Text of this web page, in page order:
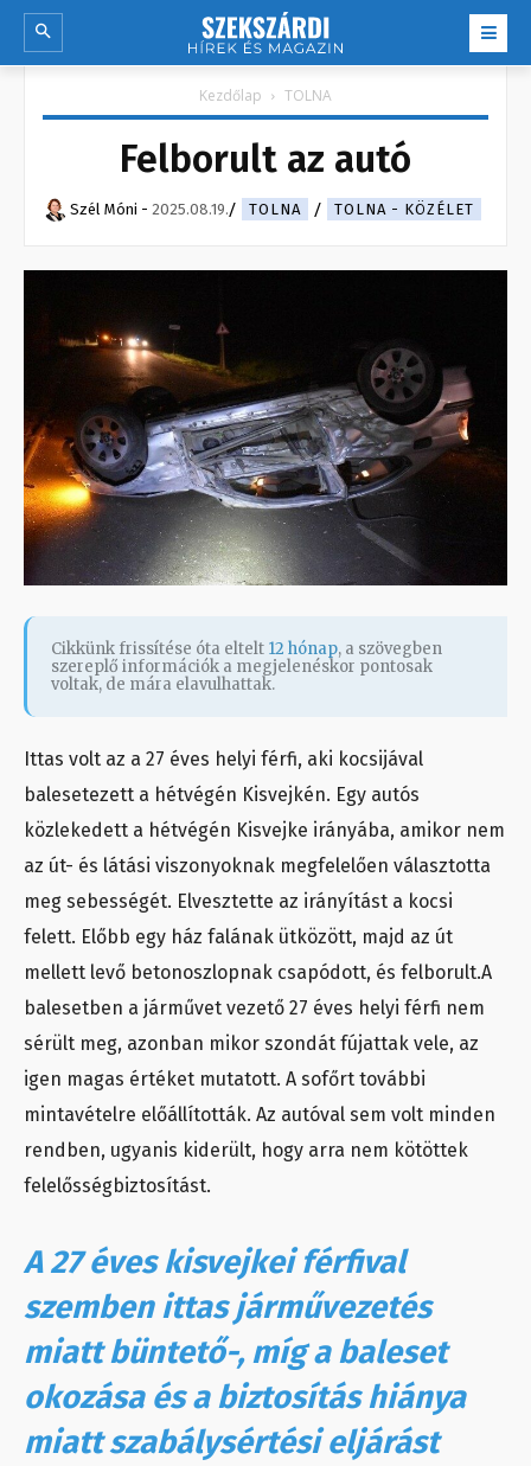
Kezdőlap TOLNA
Felborult az autó
Szél Móni - 2025.08.19. TOLNA TOLNA - KÖZÉLET
Cikkünk frissítése óta eltelt 12 hónap, a szövegben
szereplő információk a megjelenéskor pontosak
voltak, de mára elavulhattak.
Ittas volt az a 27 éves helyi férfi, aki kocsijával
balesetezett a hétvégén Kisvejkén. Egy autós
közlekedett a hétvégén Kisvejke irányába, amikor nem
az út- és látási viszonyoknak megfelelően választotta
meg sebességét. Elvesztette az irányítást a kocsi
felett. Előbb egy ház falának ütközött, majd az út
mellett levő betonoszlopnak csapódott, és felborult.A
balesetben a járművet vezető 27 éves helyi férfi nem
sérült meg, azonban mikor szondát fújattak vele, az
igen magas értéket mutatott. A sofőrt további
mintavételre előállították. Az autóval sem volt minden
rendben, ugyanis kiderült, hogy arra nem kötöttek
felelősségbiztosítást.
A 27 éves kisvejkei férfival
szemben ittas járművezetés
miatt büntető-, míg a baleset
okozása és a biztosítás hiánya
miatt szabálysértési eljárást